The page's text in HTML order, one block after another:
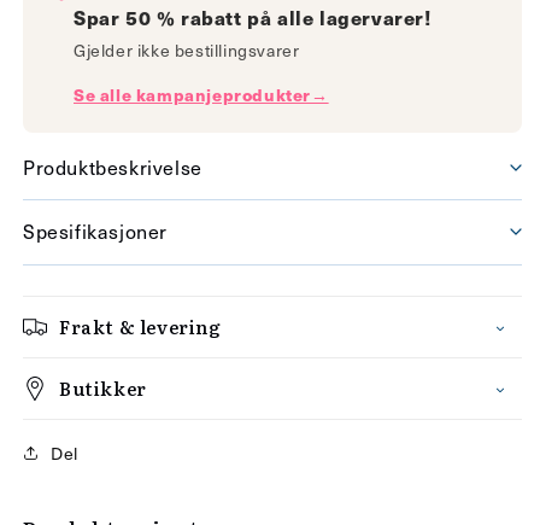
Spar 50 % rabatt på alle lagervarer!
Gjelder ikke bestillingsvarer
Se alle kampanjeprodukter→
Produktbeskrivelse
Spesifikasjoner
Frakt & levering
Butikker
Del